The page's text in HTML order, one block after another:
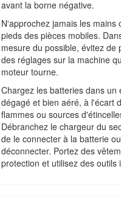
avant la borne négative.
N'approchez jamais les mains
pieds des pièces mobiles.
mesure du possible, évitez de
des réglages sur la machine
moteur tourne.
Chargez les batteries dans un
dégagé et bien aéré, à l'écart
flammes ou sources
Débranchez le chargeur du
de le connecter à la batterie
déconnecter. Portez des
protection et utilisez des outils
remettre la machine en
d'utiliser les accessoires.
Réduisez l'ouverture du papillon
mise à l'arrêt du moteur et
de carburant après la tonte si le
équipé d'un robinet d'arrivée de
N'approchez pas les pieds et les
plateaux de coupe.
Avant de faire marche arrière,
voie est libre juste derrière la
sa trajectoire.
Ralentissez et soyez prudent